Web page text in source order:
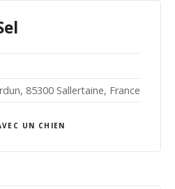
85300 Sallertaine, France
UN CHIEN